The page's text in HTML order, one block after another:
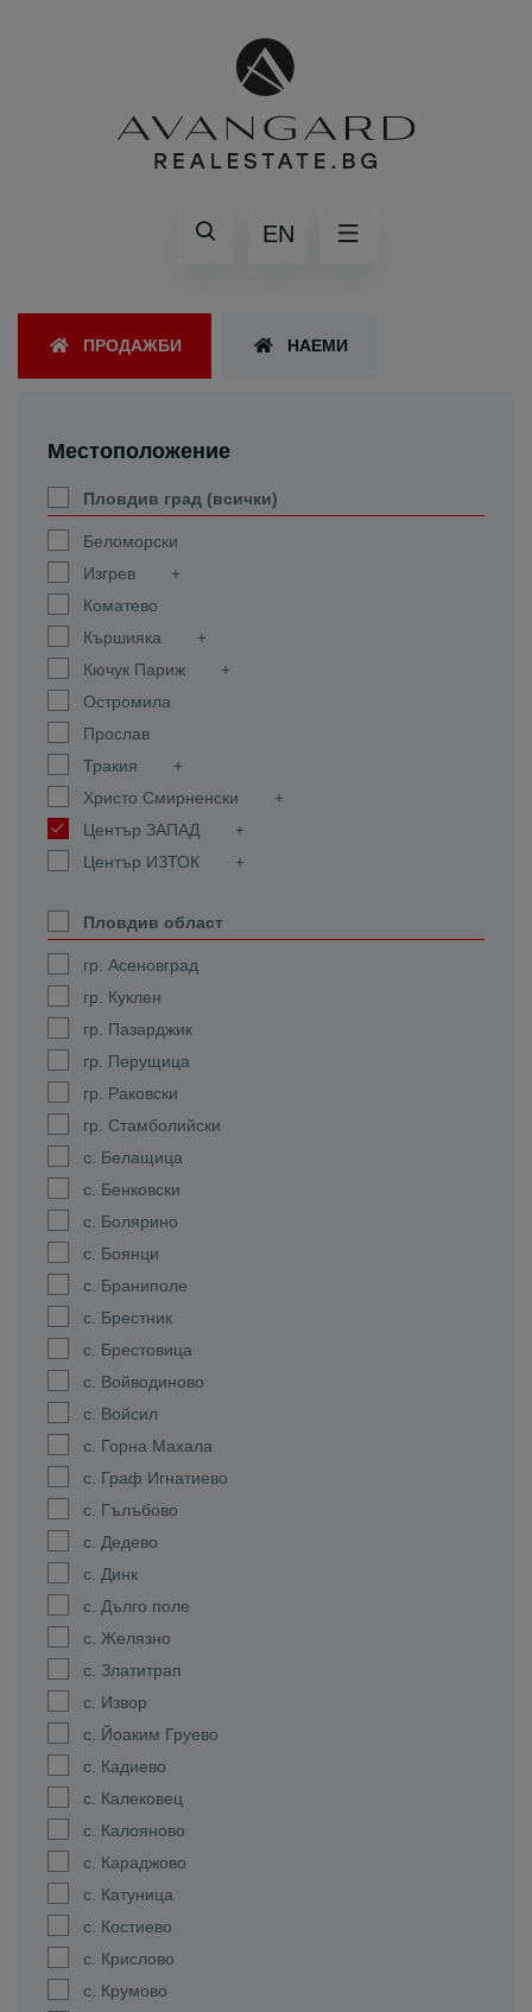
EN
ПРОДАЖБИ НАЕМИ
Местоположение
Пловдив град (всички)
Беломорски
Изгрев
Коматево
Кършияка
Кючук Париж
Остромила
Прослав
Тракия
Христо Смирненски
Център ЗАПАД
Център ИЗТОК
Пловдив област
гр. Асеновград
гр. Куклен
гр. Пазарджик
гр. Перущица
гр. Раковски
гр. Стамболийски
с. Белащица
с. Бенковски
с. Болярино
с. Боянци
с. Браниполе
с. Брестник
с. Брестовица
с. Войводиново
с. Войсил
с. Горна Махала
с. Граф Игнатиево
с. Гълъбово
с. Дедево
с. Динк
с. Дълго поле
с. Желязно
с. Златитрап
с. Извор
с. Йоаким Груево
с. Кадиево
с. Калековец
с. Калояново
с. Караджово
с. Катуница
с. Костиево
с. Крислово
с. Крумово